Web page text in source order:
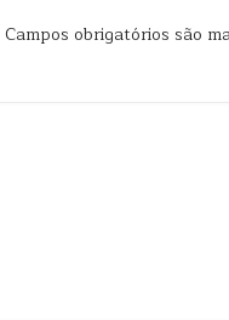
Campos obrigatórios são